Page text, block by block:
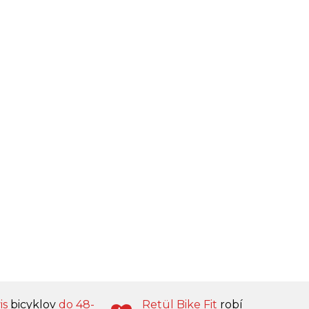
bicyklov do 48-
Retül Bike Fit robí